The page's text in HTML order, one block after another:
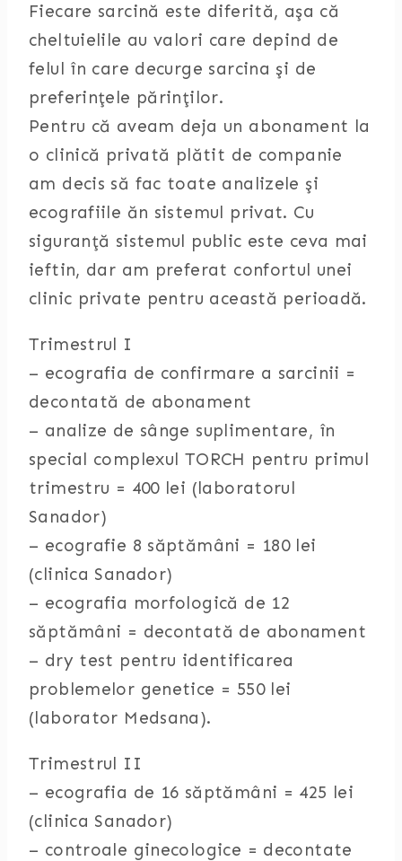
Fiecare sarcină este diferită, aşa că
cheltuielile au valori care depind de
felul în care decurge sarcina şi de
preferinţele părinţilor.
Pentru că aveam deja un abonament la
o clinică privată plătit de companie
am decis să fac toate analizele şi
ecografiile ăn sistemul privat. Cu
siguranţă sistemul public este ceva mai
ieftin, dar am preferat confortul unei
clinic private pentru această perioadă.
Trimestrul I
– ecografia de confirmare a sarcinii =
decontată de abonament
– analize de sânge suplimentare, în
special complexul TORCH pentru primul
trimestru = 400 lei (laboratorul
Sanador)
– ecografie 8 săptămâni = 180 lei
(clinica Sanador)
– ecografia morfologică de 12
săptămâni = decontată de abonament
– dry test pentru identificarea
problemelor genetice = 550 lei
(laborator Medsana).
Trimestrul II
– ecografia de 16 săptămâni = 425 lei
(clinica Sanador)
– controale ginecologice = decontate